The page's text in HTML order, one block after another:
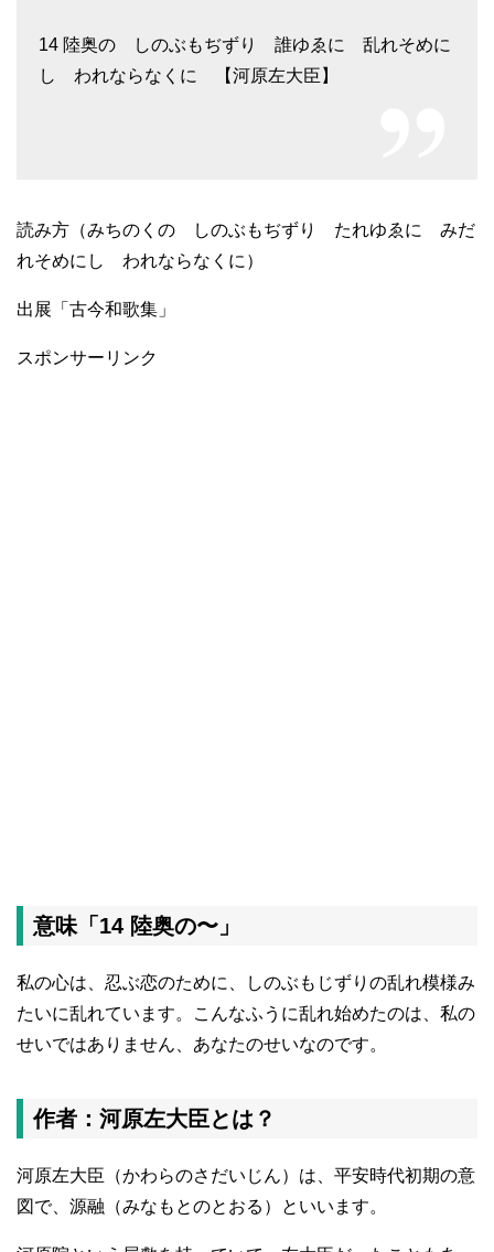
14 陸奥の しのぶもぢずり 誰ゆゑに 乱れそめに
し われならなくに 【河原左大臣】
読み方（みちのくの しのぶもぢずり たれゆゑに みだ
れそめにし われならなくに）
出展「古今和歌集」
スポンサーリンク
意味「14 陸奥の〜」
私の心は、忍ぶ恋のために、しのぶもじずりの乱れ模様み
たいに乱れています。こんなふうに乱れ始めたのは、私の
せいではありません、あなたのせいなのです。
作者：河原左大臣とは？
河原左大臣（かわらのさだいじん）は、平安時代初期の意
図で、源融（みなもとのとおる）といいます。